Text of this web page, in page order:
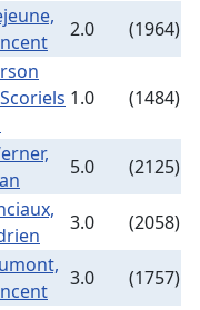
2.0 (1964)
1.0 (1484)
5.0 (2125)
3.0 (2058)
3.0
(1757)